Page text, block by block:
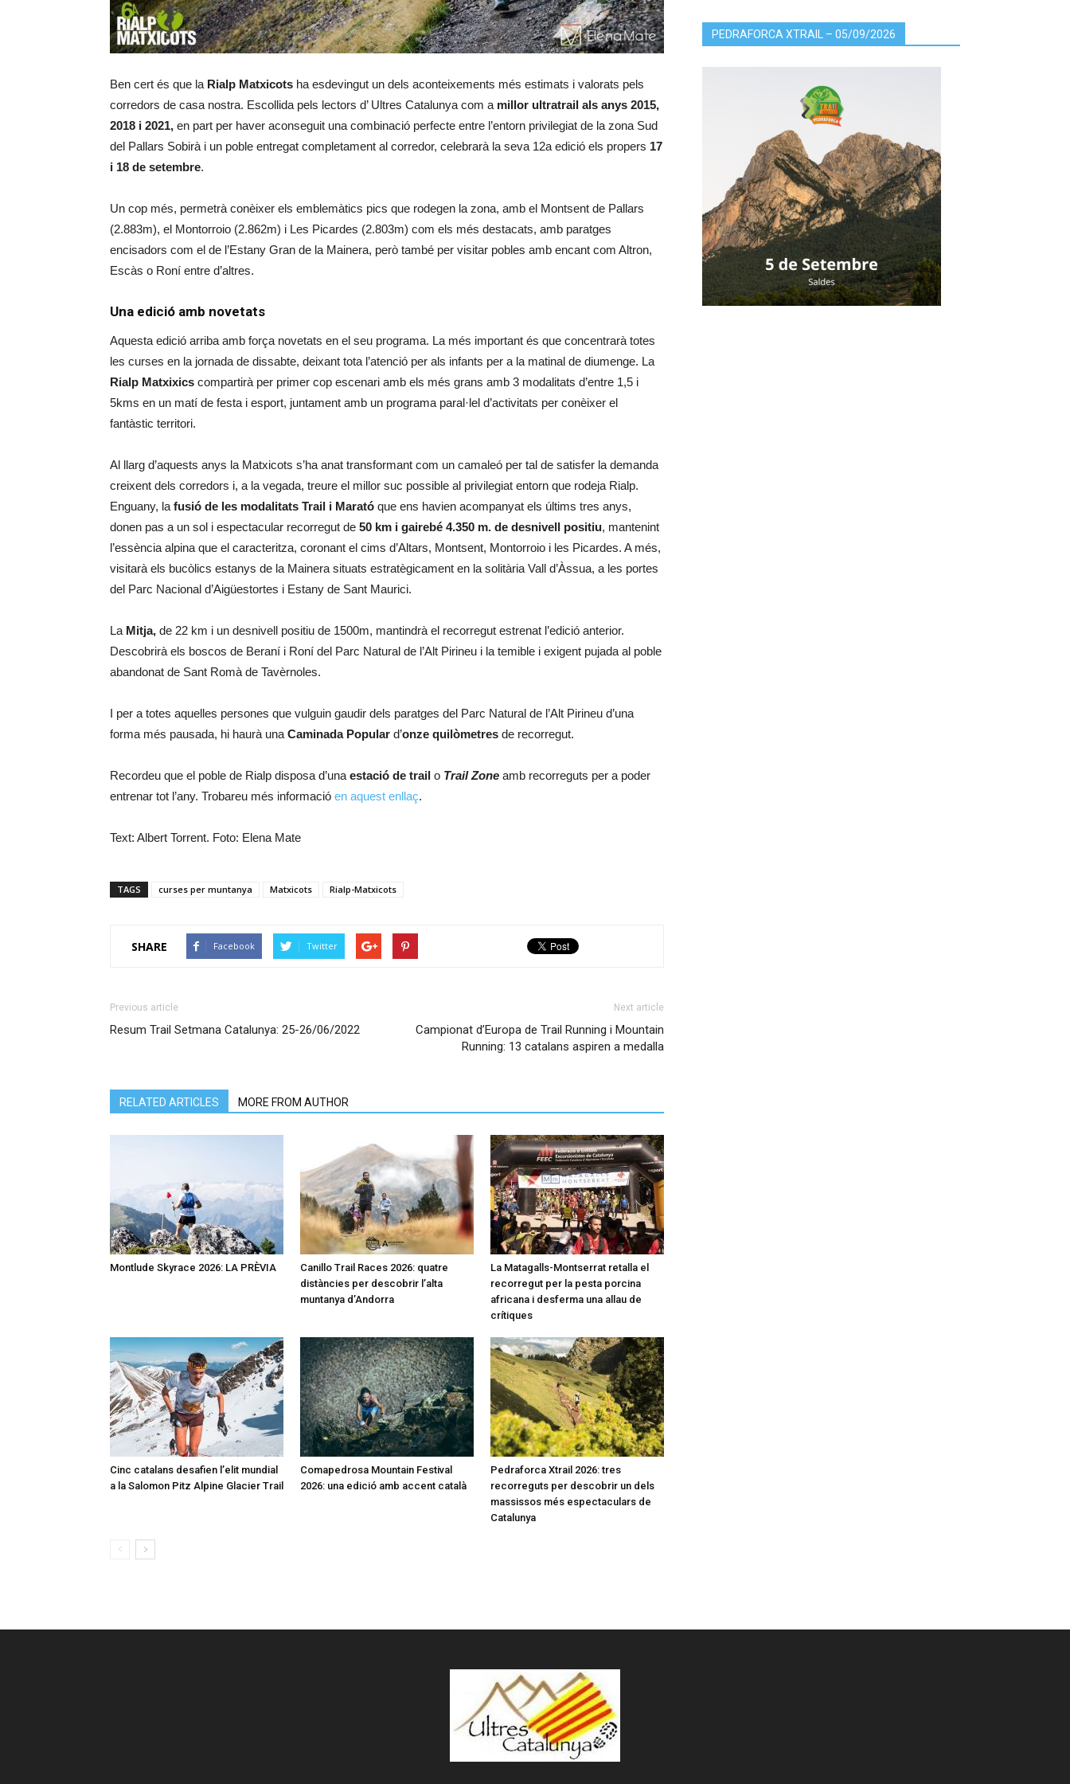
Ben cert és que la Rialp Matxicots ha esdevingut un dels aconteixements més estimats i valorats pels
corredors de casa nostra. Escollida pels lectors d’ Ultres Catalunya com a millor ultratrail als anys 2015,
2018 i 2021, en part per haver aconseguit una combinació perfecte entre l’entorn privilegiat de la zona Sud
del Pallars Sobirà i un poble entregat completament al corredor, celebrarà la seva 12a edició els propers 17
i 18 de setembre.
Un cop més, permetrà conèixer els emblemàtics pics que rodegen la zona, amb el Montsent de Pallars
(2.883m), el Montorroio (2.862m) i Les Picardes (2.803m) com els més destacats, amb paratges
encisadors com el de l’Estany Gran de la Mainera, però també per visitar pobles amb encant com Altron,
Escàs o Roní entre d’altres.
Una edició amb novetats
Aquesta edició arriba amb força novetats en el seu programa. La més important és que concentrarà totes
les curses en la jornada de dissabte, deixant tota l’atenció per als infants per a la matinal de diumenge. La
Rialp Matxixics compartirà per primer cop escenari amb els més grans amb 3 modalitats d’entre 1,5 i
5kms en un matí de festa i esport, juntament amb un programa paral·lel d’activitats per conèixer el
fantàstic territori.
Al llarg d’aquests anys la Matxicots s’ha anat transformant com un camaleó per tal de satisfer la demanda
creixent dels corredors i, a la vegada, treure el millor suc possible al privilegiat entorn que rodeja Rialp.
Enguany, la fusió de les modalitats Trail i Marató que ens havien acompanyat els últims tres anys,
donen pas a un sol i espectacular recorregut de 50 km i gairebé 4.350 m. de desnivell positiu, mantenint
l’essència alpina que el caracteritza, coronant el cims d’Altars, Montsent, Montorroio i les Picardes. A més,
visitarà els bucòlics estanys de la Mainera situats estratègicament en la solitària Vall d’Àssua, a les portes
del Parc Nacional d’Aigüestortes i Estany de Sant Maurici.
La Mitja, de 22 km i un desnivell positiu de 1500m, mantindrà el recorregut estrenat l’edició anterior.
Descobrirà els boscos de Beraní i Roní del Parc Natural de l’Alt Pirineu i la temible i exigent pujada al poble
abandonat de Sant Romà de Tavèrnoles.
I per a totes aquelles persones que vulguin gaudir dels paratges del Parc Natural de l’Alt Pirineu d’una
forma més pausada, hi haurà una Caminada Popular d’onze quilòmetres de recorregut.
Recordeu que el poble de Rialp disposa d’una estació de trail o Trail Zone amb recorreguts per a poder
entrenar tot l’any. Trobareu més informació en aquest enllaç.
Text: Albert Torrent. Foto: Elena Mate
TAGS curses per muntanya Matxicots Rialp-Matxicots
SHARE Facebook Twitter
Previous article
Resum Trail Setmana Catalunya: 25-26/06/2022
Next article
Campionat d’Europa de Trail Running i Mountain
Running: 13 catalans aspiren a medalla
RELATED ARTICLES MORE FROM AUTHOR
Montlude Skyrace 2026: LA PRÈVIA
Canillo Trail Races 2026: quatre
distàncies per descobrir l’alta
muntanya d’Andorra
La Matagalls-Montserrat retalla el
recorregut per la pesta porcina
africana i desferma una allau de
crítiques
Cinc catalans desafien l’elit mundial
a la Salomon Pitz Alpine Glacier Trail
Comapedrosa Mountain Festival
2026: una edició amb accent català
Pedraforca Xtrail 2026: tres
recorreguts per descobrir un dels
massissos més espectaculars de
Catalunya
PEDRAFORCA XTRAIL – 05/09/2026